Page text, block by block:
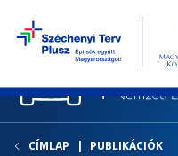
CÍMLAP PUBLIKÁCIÓK